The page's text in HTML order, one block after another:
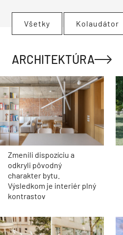
Všetky Kolaudátor
ARCHITEKTÚRA
Zmenili dispozíciu a
odkryli pôvodný
charakter bytu.
Výsledkom je interiér plný
kontrastov